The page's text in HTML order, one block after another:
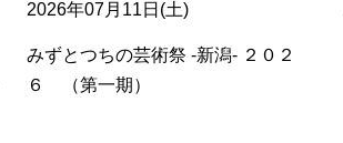
2026年07月11日(土)
みずとつちの芸術祭 ‐新潟‐ ２０２
６ （第一期）